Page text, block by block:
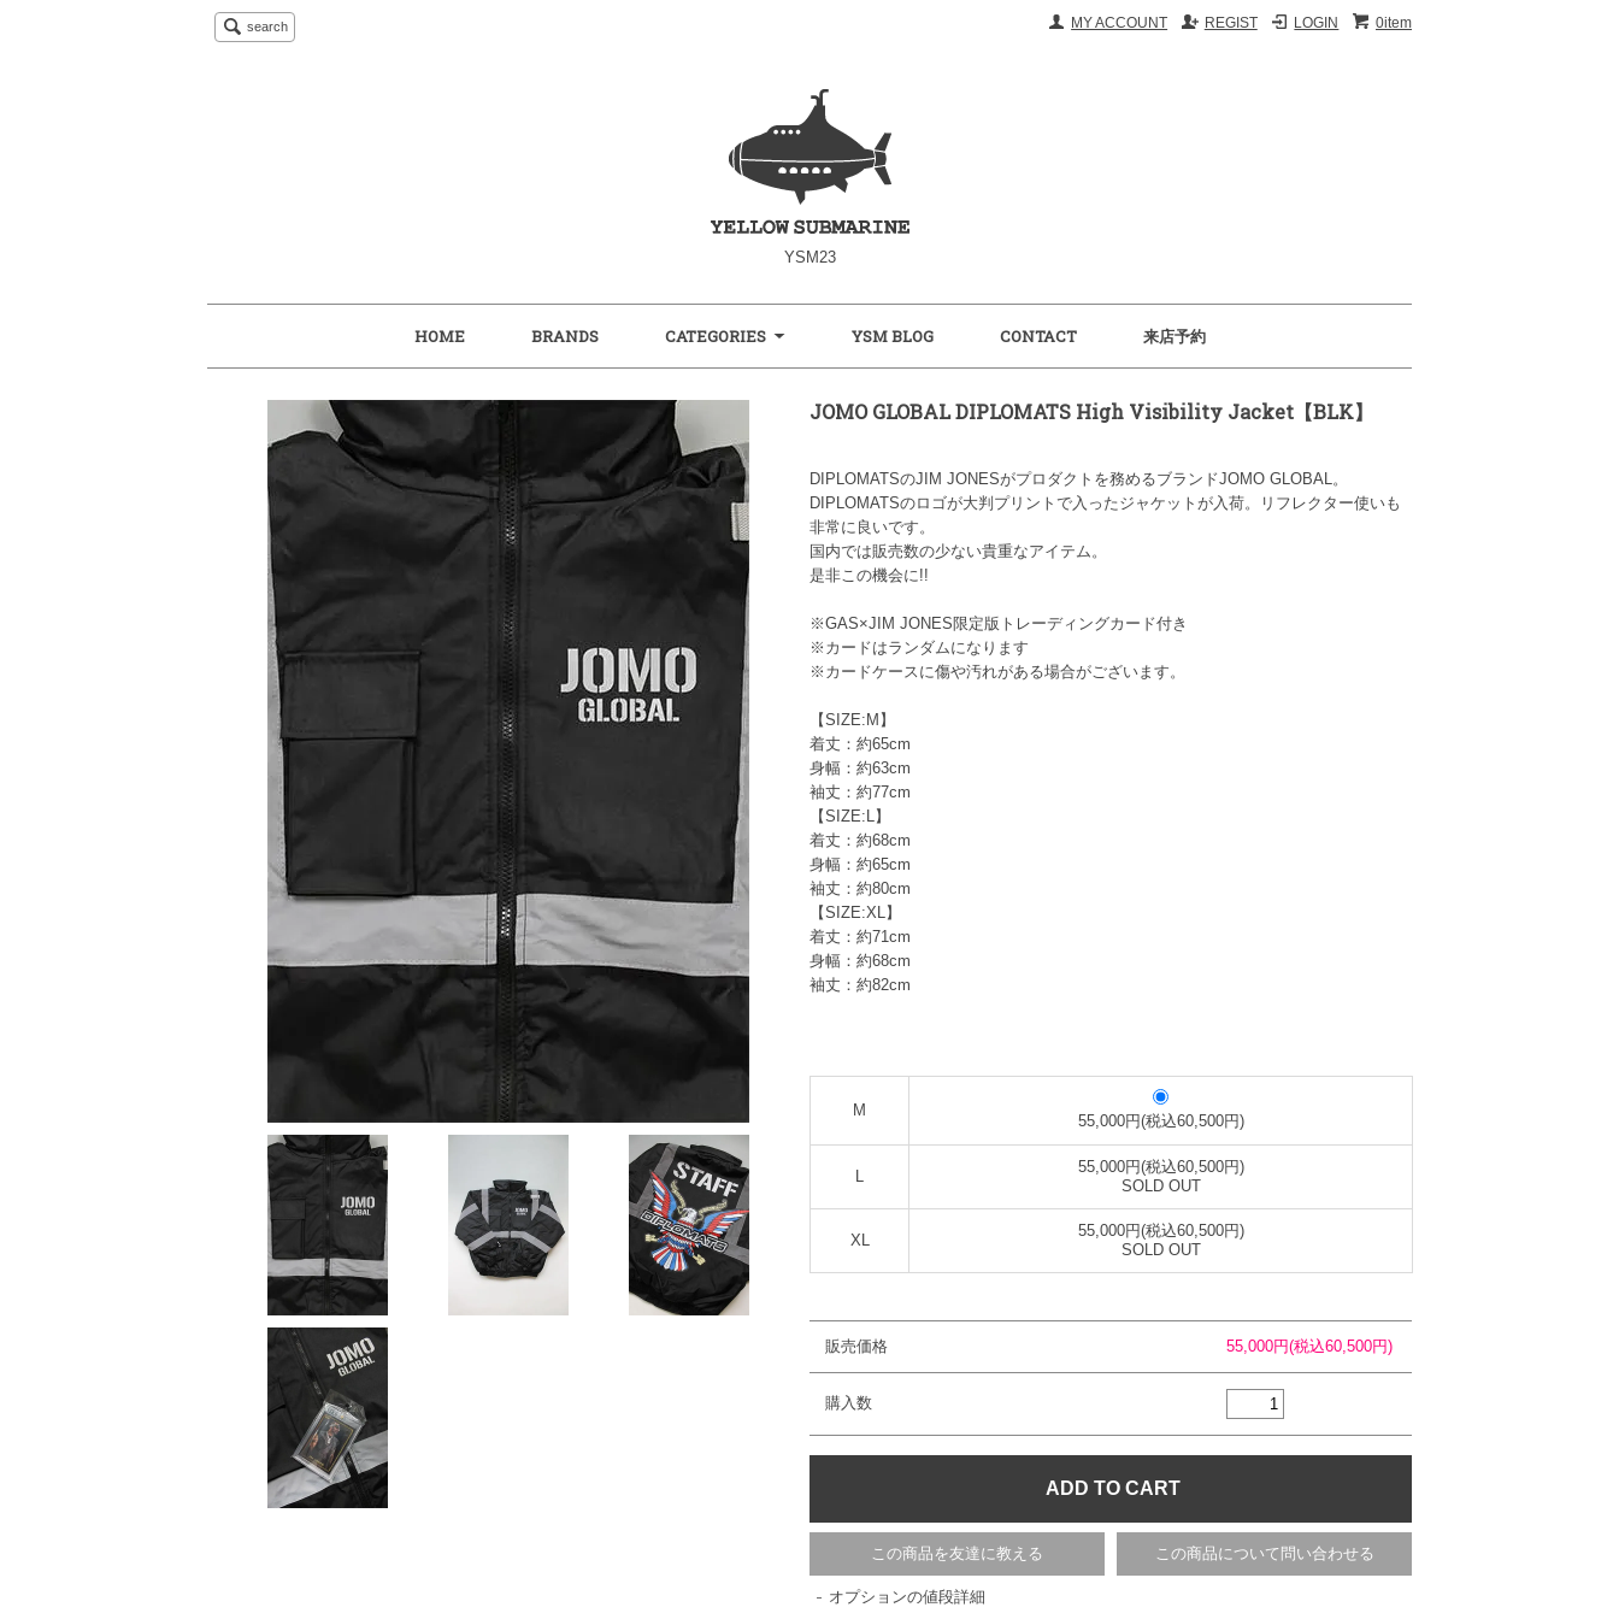
0item
LOGIN
REGIST
MY ACCOUNT
search
YSM23
HOME BRANDS CATEGORIES YSM BLOG CONTACT 来店予約
JOMO GLOBAL DIPLOMATS High Visibility Jacket【BLK】
DIPLOMATSのJIM JONESがプロダクトを務めるブランドJOMO GLOBAL。
DIPLOMATSのロゴが大判プリントで入ったジャケットが入荷。リフレクター使いも
非常に良いです。
国内では販売数の少ない貴重なアイテム。
是非この機会に!!
※GAS×JIM JONES限定版トレーディングカード付き
※カードはランダムになります
※カードケースに傷や汚れがある場合がございます。
【SIZE:M】
着丈：約65cm
身幅：約63cm
袖丈：約77cm
【SIZE:L】
着丈：約68cm
身幅：約65cm
袖丈：約80cm
【SIZE:XL】
着丈：約71cm
身幅：約68cm
袖丈：約82cm
M
55,000円(税込60,500円)
55,000円(税込60,500円)
SOLD OUT
XL
55,000円(税込60,500円)
SOLD OUT
販売価格 55,000円(税込60,500円)
購入数
この商品を友達に教える この商品について問い合わせる
オプションの値段詳細